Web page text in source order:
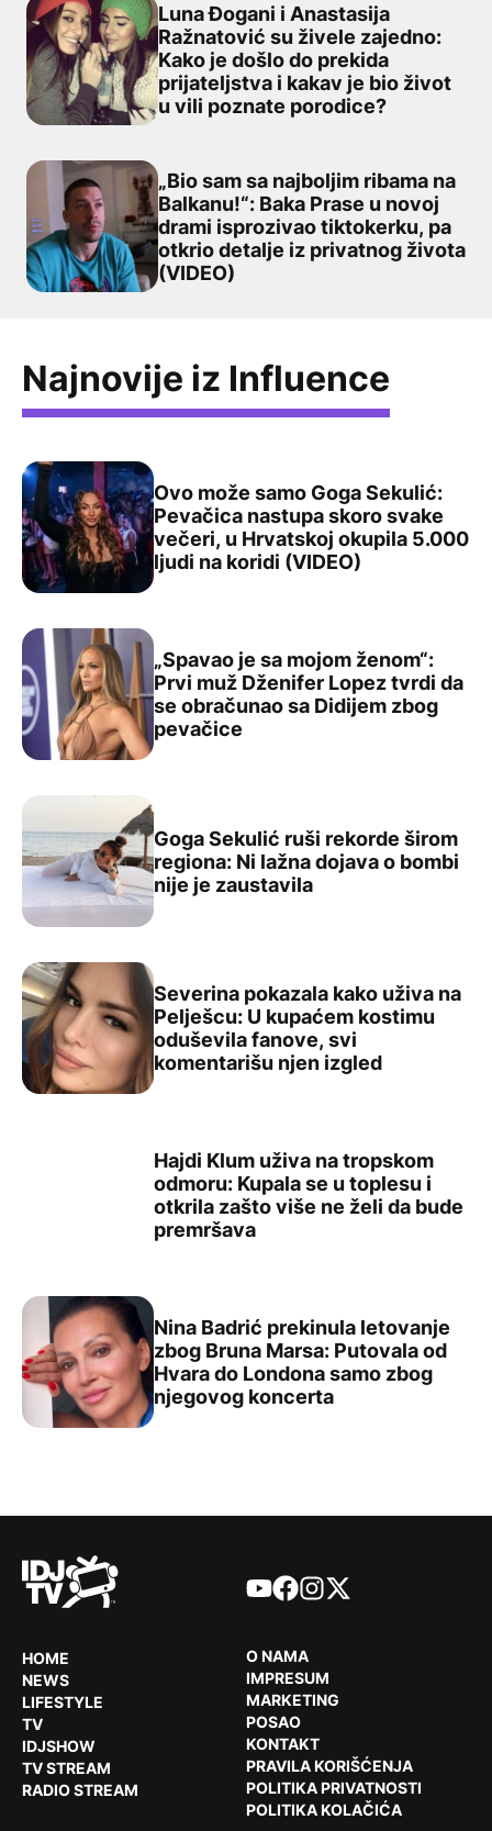
Luna Đogani i Anastasija Ražnatović su živele
Luna Đogani i Anastasija
Ražnatović su živele zajedno:
Kako je došlo do prekida
prijateljstva i kakav je bio život
u vili poznate porodice?
„Bio sam sa najboljim ribama na Balkanu!“: Baka
„Bio sam sa najboljim ribama na
Balkanu!“: Baka Prase u novoj
drami isprozivao tiktokerku, pa
otkrio detalje iz privatnog života
(VIDEO)
Najnovije iz Influence
Ovo može samo Goga Sekulić: Pevačica nastupa
Ovo može samo Goga Sekulić:
Pevačica nastupa skoro svake
večeri, u Hrvatskoj okupila 5.000
ljudi na koridi (VIDEO)
„Spavao je sa mojom ženom“: Prvi muž Dženifer
„Spavao je sa mojom ženom“:
Prvi muž Dženifer Lopez tvrdi da
se obračunao sa Didijem zbog
pevačice
Goga Sekulić ruši rekorde širom regiona: Ni lažna
Goga Sekulić ruši rekorde širom
regiona: Ni lažna dojava o bombi
nije je zaustavila
Severina pokazala kako uživa na Pelješcu: U
Severina pokazala kako uživa na
Pelješcu: U kupaćem kostimu
oduševila fanove, svi
komentarišu njen izgled
Hajdi Klum uživa na tropskom odmoru: Kupala se u
Hajdi Klum uživa na tropskom
odmoru: Kupala se u toplesu i
otkrila zašto više ne želi da bude
premršava
Nina Badrić prekinula letovanje zbog Bruna Marsa:
Nina Badrić prekinula letovanje
zbog Bruna Marsa: Putovala od
Hvara do Londona samo zbog
njegovog koncerta
HOME
NEWS
LIFESTYLE
TV
IDJSHOW
TV STREAM
RADIO STREAM
YouTube
Facebook
Instagram
X
O NAMA
IMPRESUM
MARKETING
POSAO
KONTAKT
PRAVILA KORIŠĆENJA
POLITIKA PRIVATNOSTI
POLITIKA KOLAČIĆA